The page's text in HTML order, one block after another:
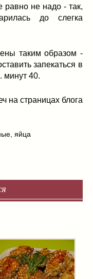
равно не надо - так,
до слегка
таким образом -
запекаться в
минут 40.
на страницах блога
яйца